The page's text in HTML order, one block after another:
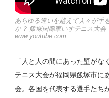
あらゆる違いを越えて人々が手
か？-飯塚国際車いすテニス大会
www.youtube.com
「人と人の間にあった壁がな
テニス大会が福岡県飯塚市に
会。各国を代表する選手たち